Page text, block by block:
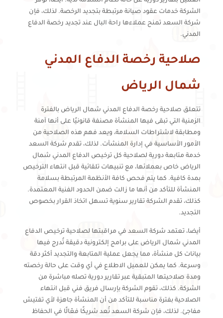
الشركة خدمات عقود صيانة مرتبطة بتجديد الرخصة. لذلك، فإن
شركة السعد تمنح عملاءها راحة البال عند تجديد رخصة الدفاع
المدني.
صلاحية رخصة الدفاع المدني
شمال الرياض
تتعلق صلاحية رخصة الدفاع المدني شمال الرياض بالفترة
الزمنية التي تبقى فيها المنشأة مصنفة قانونيًا على أنها آمنة
ومطابقة لاشتراطات السلامة، ويعد فهم هذه الصلاحية من
الأمور الأساسية في إدارة المنشآت. لذلك، تقدم شركة السعد
خدمة متابعة دورية لصلاحية كل ترخيص الدفاع المدني شمال
الرياض خاص بعملائها، مع تنبيهات تلقائية قبل انتهاء الترخيص
بمدة كافية. كما يتم فحص كافة الأنظمة المرتبطة بسلامة
المنشأة للتأكد من أنها ما زالت ضمن الحدود الفنية المعتمدة.
كذلك، تقدم الشركة تقارير سنوية تسهل اتخاذ القرار بخصوص
التجديد.
أيضا، تعتمد شركة السعد في مراقبتها لصلاحية ترخيص الدفاع
المدني شمال الرياض على برامج إلكترونية دقيقة تُدرج فيها
بيانات كل منشأة، مما يجعل عملية المتابعة والتجديد أكثر دقة
وسرعة. كما يمكن للعميل الاطلاع في أي وقت على حالة رخصته
ومدة صلاحيتها المتبقية عبر تقارير دورية تصله مباشرة من
الشركة. كذلك، تقوم الشركة بإرسال فريق فني قبل انتهاء
الصلاحية بفترة مناسبة للتأكد من أن المنشأة جاهزة لأي تفتيش
مفاجئ. لذلك، فإن شركة السعد تُعد شريكًا فعّالًا في الحفاظ